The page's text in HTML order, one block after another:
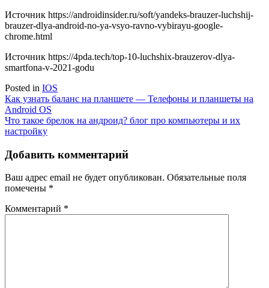
Источник https://androidinsider.ru/soft/yandeks-brauzer-luchshij-
brauzer-dlya-android-no-ya-vsyo-ravno-vybirayu-google-
chrome.html
Источник https://4pda.tech/top-10-luchshix-brauzerov-dlya-
smartfona-v-2021-godu
Posted in IOS
Навигация
по
записям
Как узнать баланс на планшете — Телефоны и планшеты на
Android OS
Что такое брелок на андроид? блог про компьютеры и их
настройку
Добавить комментарий
Ваш адрес email не будет опубликован. Обязательные поля
помечены *
Комментарий *